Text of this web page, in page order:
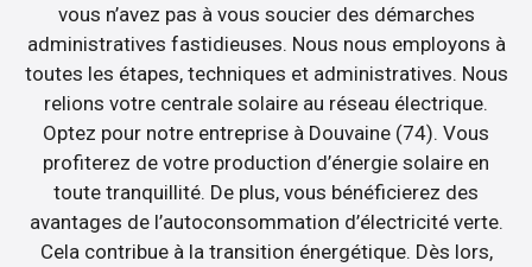
vous n’avez pas à vous soucier des démarches
administratives fastidieuses. Nous nous employons à
toutes les étapes, techniques et administratives. Nous
relions votre centrale solaire au réseau électrique.
Optez pour notre entreprise à Douvaine (74). Vous
profiterez de votre production d’énergie solaire en
toute tranquillité. De plus, vous bénéficierez des
avantages de l’autoconsommation d’électricité verte.
Cela contribue à la transition énergétique. Dès lors,